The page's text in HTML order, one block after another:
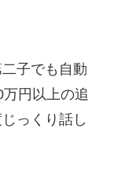
子でも自動
円以上の追
っくり話し